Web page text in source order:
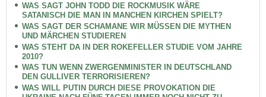
WAS SAGT JOHN TODD DIE ROCKMUSIK WÄRE
SATANISCH DIE MAN IN MANCHEN KIRCHEN SPIELT?
WAS SAGT DER SCHAMANE WIR MÜSSEN DIE MYTHEN
UND MÄRCHEN STUDIEREN
WAS STEHT DA IN DER ROKEFELLER STUDIE VOM JAHRE
2010?
WAS TUN WENN ZWERGENMINISTER IN DEUTSCHLAND
DEN GULLIVER TERRORISIEREN?
WAS WILL PUTIN DURCH DIESE PROVOKATION DIE